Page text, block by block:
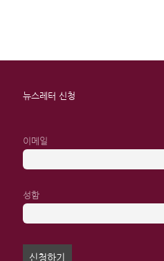
뉴스레터 신청
이메일
성함